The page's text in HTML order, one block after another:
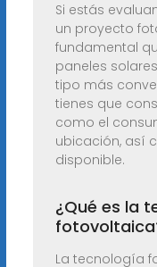
Si estás
un proyecto
fundamental
paneles
tipo más
tienes que
como el
ubicación, así
disponible.
¿Qué es la
La tecnología